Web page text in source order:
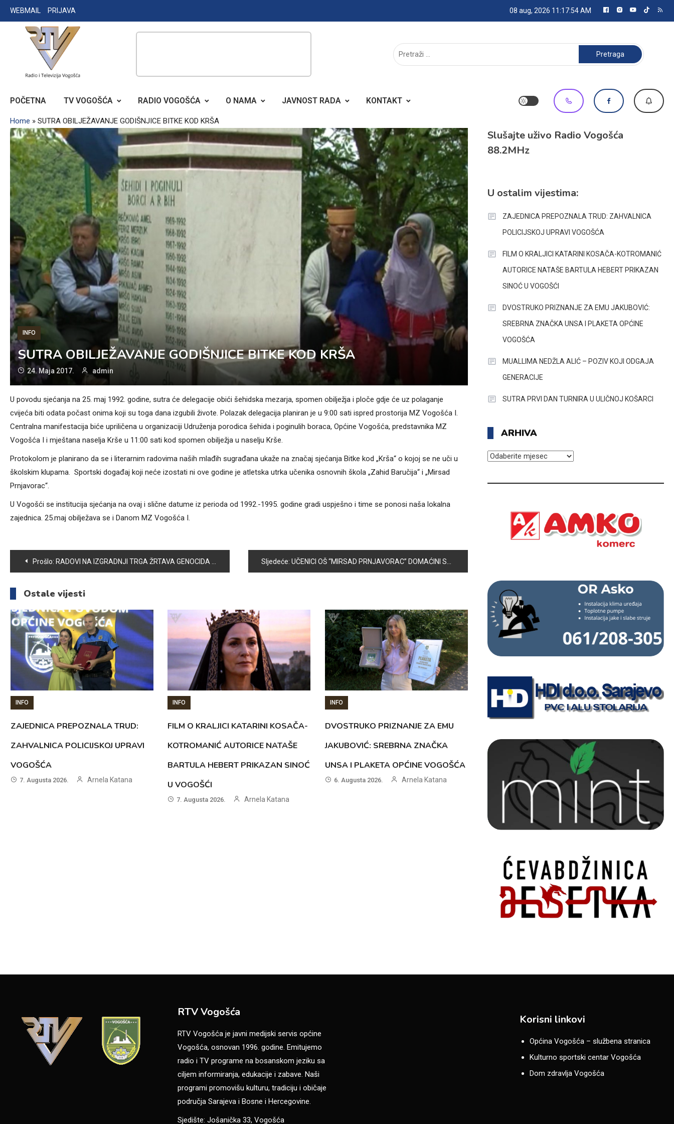
Skip
to
WEBMAIL PRIJAVA 08 aug, 2026 11:17:55 AM
RADIO TELEVIZIJA VOGOŠĆA
Pretraga:
POČETNA TV VOGOŠĆA RADIO VOGOŠĆA O NAMA JAVNOST RADA KONTAKT
Home » SUTRA OBILJEŽAVANJE GODIŠNJICE BITKE KOD KRŠA
INFO
SUTRA OBILJEŽAVANJE GODIŠNJICE BITKE KOD KRŠA
24. Maja 2017. admin
U povodu sjećanja na 25. maj 1992. godine, sutra će delegacije obići šehidska mezarja, spomen obilježja i ploče gdje će uz polaganje
cvijeća biti odata počast onima koji su toga dana izgubili živote. Polazak delegacija planiran je u 9:00 sati ispred prostorija MZ Vogošća I.
Centralna manifestacija biće upriličena u organizaciji Udruženja porodica šehida i poginulih boraca, Općine Vogošća, predstavnika MZ
Vogošća I i mještana naselja Krše u 11:00 sati kod spomen obilježja u naselju Krše.
Protokolom je planirano da se i literarnim radovima naših mlađih sugrađana ukaže na značaj sjećanja Bitke kod „Krša“ o kojoj se ne uči u
školskim klupama. Sportski događaj koji neće izostati ni ove godine je atletska utrka učenika osnovnih škola „Zahid Baručija“ i „Mirsad
Prnjavorac“.
U Vogošći se institucija sjećanja na ovaj i slične datume iz perioda od 1992.-1995. godine gradi uspješno i time se ponosi naša lokalna
zajednica. 25.maj obilježava se i Danom MZ Vogošća I.
Navigacija
članaka
Prošlo: RADOVI NA IZGRADNJI TRGA ŽRTAVA GENOCIDA U SREBRENICI PRIVODE SE KRAJU Sljedeće: UČENICI OŠ “MIRSAD PRNJAVORAC” DOMAĆINI SU SVOJIM DRUGARIMA IZ TURSKE
Ostale vijesti
INFO
ZAJEDNICA PREPOZNALA TRUD:
ZAHVALNICA POLICIJSKOJ UPRAVI
VOGOŠĆA
7. Augusta 2026. Arnela Katana
INFO
FILM O KRALJICI KATARINI KOSAČA-
KOTROMANIĆ AUTORICE NATAŠE
BARTULA HEBERT PRIKAZAN SINOĆ
U VOGOŠĆI
7. Augusta 2026. Arnela Katana
INFO
DVOSTRUKO PRIZNANJE ZA EMU
JAKUBOVIĆ: SREBRNA ZNAČKA
UNSA I PLAKETA OPĆINE VOGOŠĆA
6. Augusta 2026. Arnela Katana
Slušajte uživo Radio Vogošća
88.2MHz
U ostalim vijestima:
ZAJEDNICA PREPOZNALA TRUD: ZAHVALNICA
POLICIJSKOJ UPRAVI VOGOŠĆA
FILM O KRALJICI KATARINI KOSAČA-KOTROMANIĆ
AUTORICE NATAŠE BARTULA HEBERT PRIKAZAN
SINOĆ U VOGOŠĆI
DVOSTRUKO PRIZNANJE ZA EMU JAKUBOVIĆ:
SREBRNA ZNAČKA UNSA I PLAKETA OPĆINE
VOGOŠĆA
MUALLIMA NEDŽLA ALIĆ – POZIV KOJI ODGAJA
GENERACIJE
SUTRA PRVI DAN TURNIRA U ULIČNOJ KOŠARCI
ARHIVA
ARHIVA
RTV Vogošća
RTV Vogošća je javni medijski servis općine
Vogošća, osnovan 1996. godine. Emitujemo
radio i TV programe na bosanskom jeziku sa
ciljem informiranja, edukacije i zabave. Naši
programi promovišu kulturu, tradiciju i običaje
područja Sarajeva i Bosne i Hercegovine.
Sjedište: Jošanička 33, Vogošća
Korisni linkovi
Općina Vogošća – službena stranica
Kulturno sportski centar Vogošća
Dom zdravlja Vogošća